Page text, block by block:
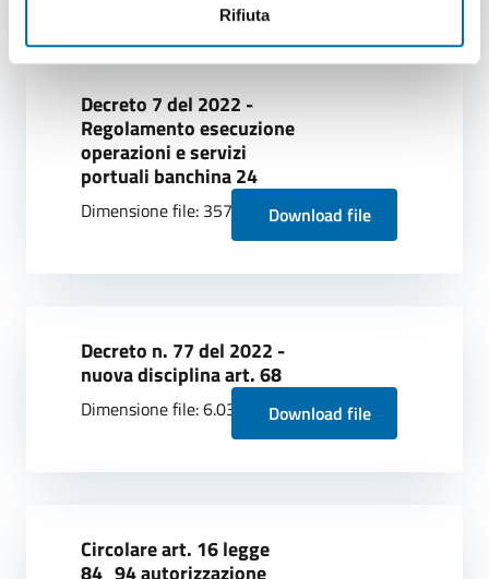
Rifiuta
Decreto 7 del 2022 -
Regolamento esecuzione
operazioni e servizi
portuali banchina 24
Dimensione file: 357.15 KBDownload file
Decreto n. 77 del 2022 -
nuova disciplina art. 68
Dimensione file: 6.03 MB Download file
Circolare art. 16 legge
84_94 autorizzazione